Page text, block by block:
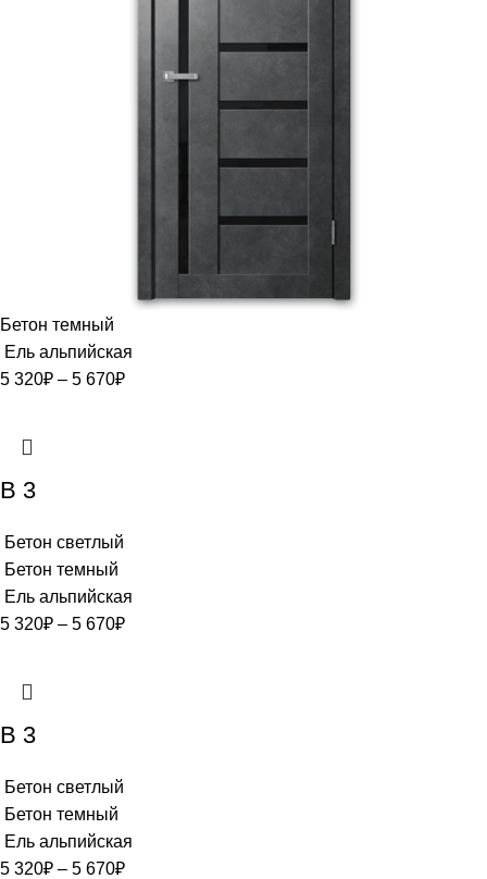
Бетон темный
Ель альпийская
5 320₽ – 5 670₽
В 3
Бетон светлый
Бетон темный
Ель альпийская
5 320₽ – 5 670₽
В 3
Бетон светлый
Бетон темный
Ель альпийская
5 320₽ – 5 670₽